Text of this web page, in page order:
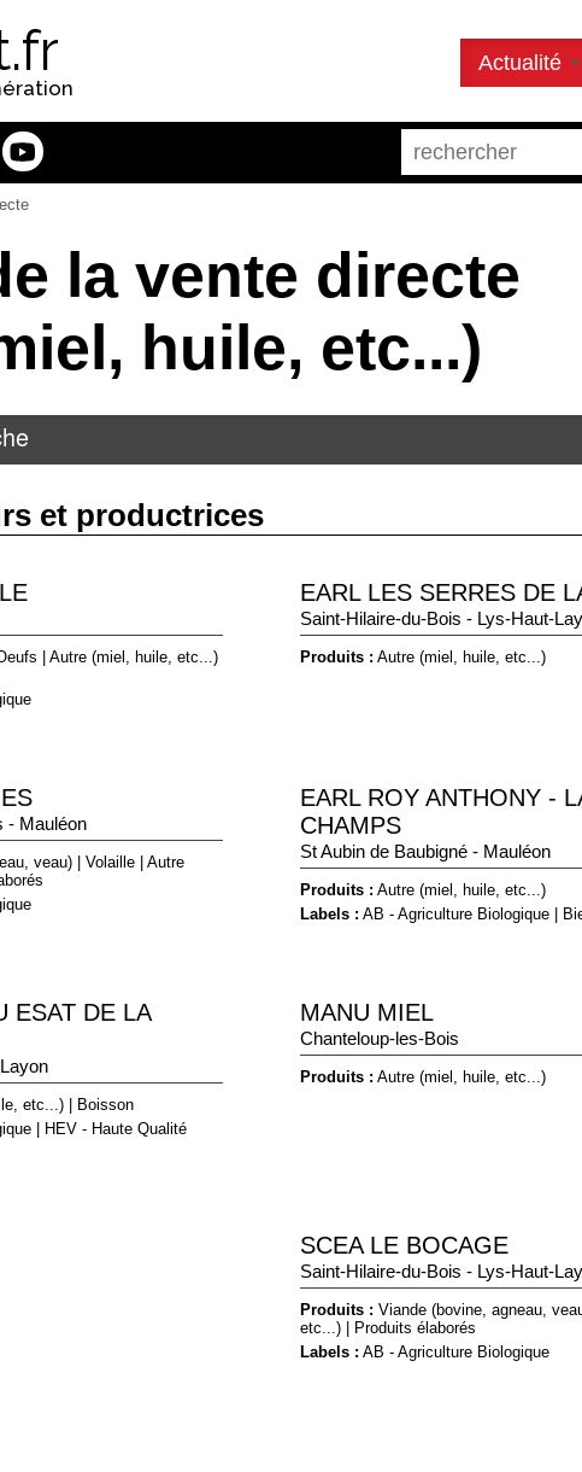
Actualité
la vente directe
huile, etc...)
et productrices
Autre (miel, huile, etc...)
EARL LES SERRES DE
Saint-Hilaire-du-Bois - Lys-Haut-
Produits : Autre (miel, huile, etc...)
EARL ROY ANTHONY -
CHAMPS
St Aubin de Baubigné - Mauléon
Produits : Autre (miel, huile, etc...)
Labels : AB - Agriculture Biologique|
- Mauléon
veau) Volaille
Autre
ESAT DE LA
etc...)
Boisson
HEV - Haute Qualité
MANU MIEL
Chanteloup-les-Bois
Produits : Autre (miel, huile, etc...)
SCEA LE BOCAGE
Saint-Hilaire-du-Bois - Lys-Haut-
Produits : Viande (bovine, agneau,
etc...)|
Produits élaborés
Labels : AB - Agriculture Biologique